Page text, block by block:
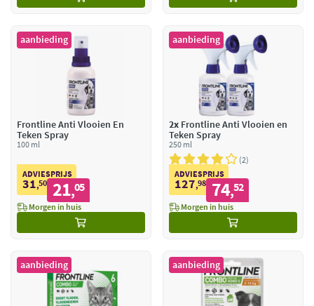
aanbieding
Frontline Anti Vlooien En
Teken Spray
100 ml
ADVIESPRIJS
31,50 21,05
Morgen in huis
aanbieding
2xFrontline Anti Vlooien en
Teken Spray
250 ml
2
ADVIESPRIJS
127,98 74,52
Morgen in huis
aanbieding aanbieding